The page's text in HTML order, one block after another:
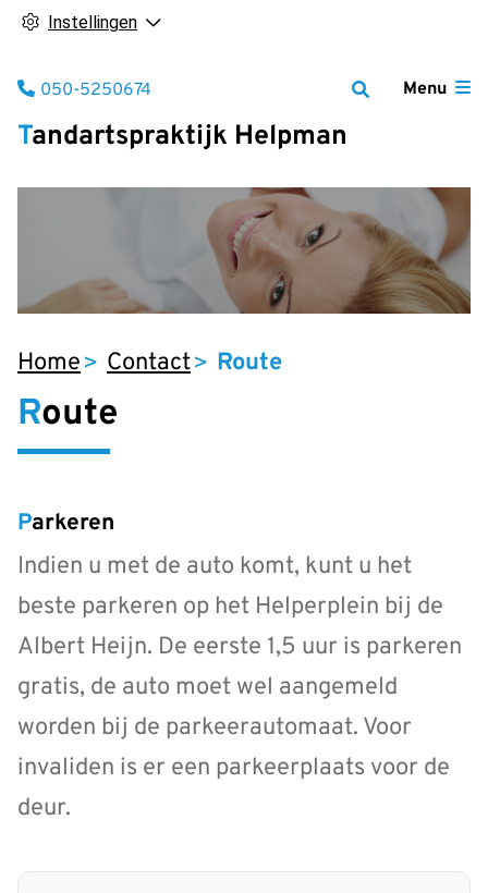
Instellingen
Tandartspraktijk Helpman
Menu
Tel:
050-5250674
Home Contact Route
Route
Parkeren
Indien u met de auto komt, kunt u het
beste parkeren op het Helperplein bij de
Albert Heijn. De eerste 1,5 uur is parkeren
gratis, de auto moet wel aangemeld
worden bij de parkeerautomaat. Voor
invaliden is er een parkeerplaats voor de
deur.